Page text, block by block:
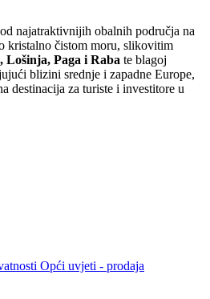
najatraktivnijih obalnih područja na
kristalno čistom moru, slikovitim
Lošinja, Paga i Raba te blagoj
blizini srednje i zapadne Europe,
destinacija za turiste i investitore u
Opći uvjeti - prodaja